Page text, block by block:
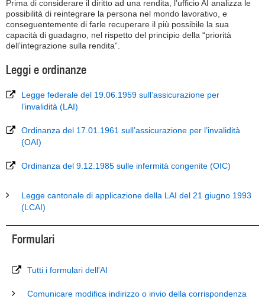
Prima di considerare il diritto ad una rendita, l’ufficio AI analizza le
possibilità di reintegrare la persona nel mondo lavorativo, e
conseguentemente di farle recuperare il più possibile la sua
capacità di guadagno, nel rispetto del principio della “priorità
dell’integrazione sulla rendita”.
Leggi e ordinanze
Legge federale del 19.06.1959 sull’assicurazione per
l’invalidità (LAI)
Ordinanza del 17.01.1961 sull’assicurazione per l’invalidità
(OAI)
Ordinanza del 9.12.1985 sulle infermità congenite (OIC)
Legge cantonale di applicazione della LAI del 21 giugno 1993
(LCAI)
Formulari
Tutti i formulari dell'AI
Comunicare modifica indirizzo o invio della corrispondenza